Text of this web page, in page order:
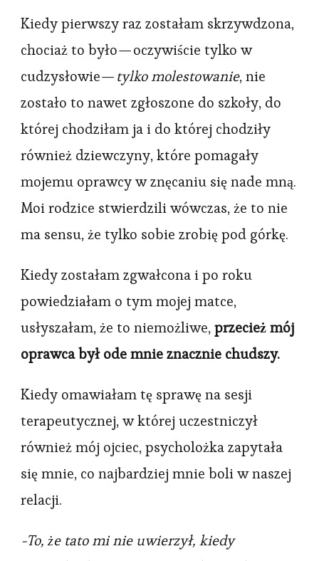
Kiedy pierwszy raz zostałam skrzywdzona,
chociaż to było — oczywiście tylko w
cudzysłowie —tylko molestowanie, nie
zostało to nawet zgłoszone do szkoły, do
której chodziłam ja i do której chodziły
również dziewczyny, które pomagały
mojemu oprawcy w znęcaniu się nade mną.
Moi rodzice stwierdzili wówczas, że to nie
ma sensu, że tylko sobie zrobię pod górkę.
Kiedy zostałam zgwałcona i po roku
powiedziałam o tym mojej matce,
usłyszałam, że to niemożliwe,przecież mój
oprawca był ode mnie znacznie chudszy.
Kiedy omawiałam tę sprawę na sesji
terapeutycznej, w której uczestniczył
również mój ojciec, psycholożka zapytała
się mnie, co najbardziej mnie boli w naszej
relacji.
-To, że tato mi nie uwierzył, kiedy